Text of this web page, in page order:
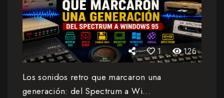
1 126
Los sonidos retro que marcaron una
generación: del Spectrum a Wi...